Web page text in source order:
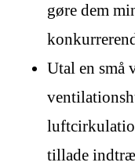
gøre dem
Utal en små
tillade